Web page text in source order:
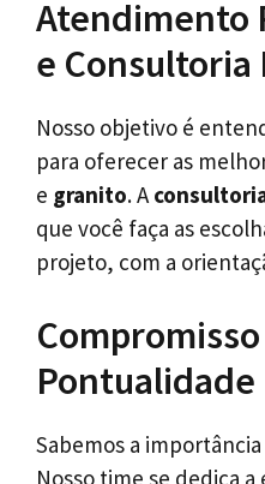
Atendimento
e Consultoria
Nosso objetivo é
para oferecer as
e granito. A
que você faça as
projeto, com a
Compromisso
Pontualidade
Sabemos a